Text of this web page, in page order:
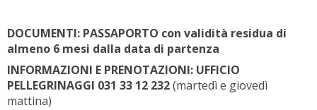
DOCUMENTI: PASSAPORTO con validità residua di
almeno 6 mesi dalla data di partenza
INFORMAZIONI E PRENOTAZIONI: UFFICIO
PELLEGRINAGGI 031 33 12 232(martedì e giovedì
mattina)